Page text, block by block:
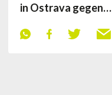
in Ostrava gegen…